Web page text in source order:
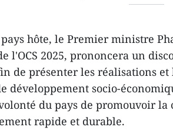
hôte, le Premier ministre
l'OCS 2025, prononcera un
de présenter les réalisations
développement socio-
du pays de promouvoir la
rapide et durable.